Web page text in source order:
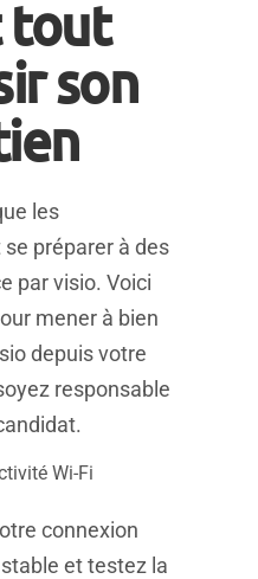
tout
son
les
préparer à des
par visio. Voici
mener à bien
depuis votre
responsable
Wi-Fi
connexion
et testez la